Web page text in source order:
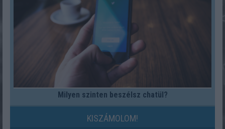
Milyen szinten beszélsz chatül?
KISZÁMOLOM!